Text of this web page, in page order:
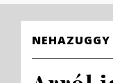
NEHAZUGGY